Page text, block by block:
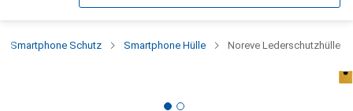
Smartphone Schutz Smartphone Hülle Noreve Lederschutzhülle